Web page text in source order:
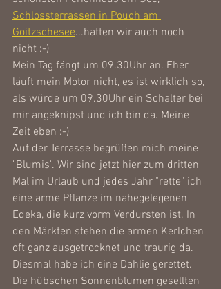
Schlossterrassen in Pouch am
Goitzschesee...hatten wir auch noch
nicht :-)
Mein Tag fängt um 09.30Uhr an. Eher
läuft mein Motor nicht, es ist wirklich so,
als würde um 09.30Uhr ein Schalter bei
mir angeknipst und ich bin da. Meine
Zeit eben :-)
Auf der Terrasse begrüßen mich meine
"Blumis". Wir sind jetzt hier zum dritten
Mal im Urlaub und jedes Jahr "rette" ich
eine arme Pflanze im nahegelegenen
Edeka, die kurz vorm Verdursten ist. In
den Märkten stehen die armen Kerlchen
oft ganz ausgetrocknet und traurig da.
Diesmal habe ich eine Dahlie gerettet.
Die hübschen Sonnenblumen gesellten